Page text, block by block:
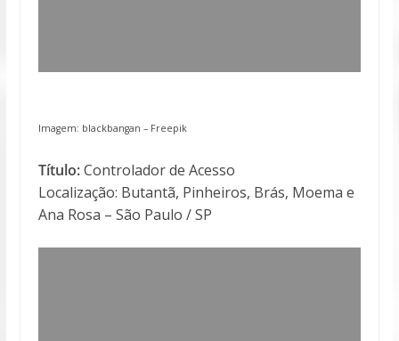
Imagem: blackbangan – Freepik
Título:Controlador de Acesso
Localização: Butantã, Pinheiros, Brás, Moema e
Ana Rosa – São Paulo / SP